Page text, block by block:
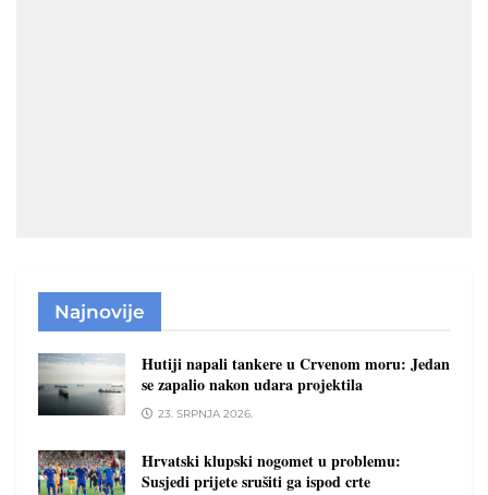
Najnovije
Hutiji napali tankere u Crvenom moru: Jedan
se zapalio nakon udara projektila
23. SRPNJA 2026.
Hrvatski klupski nogomet u problemu:
Susjedi prijete srušiti ga ispod crte